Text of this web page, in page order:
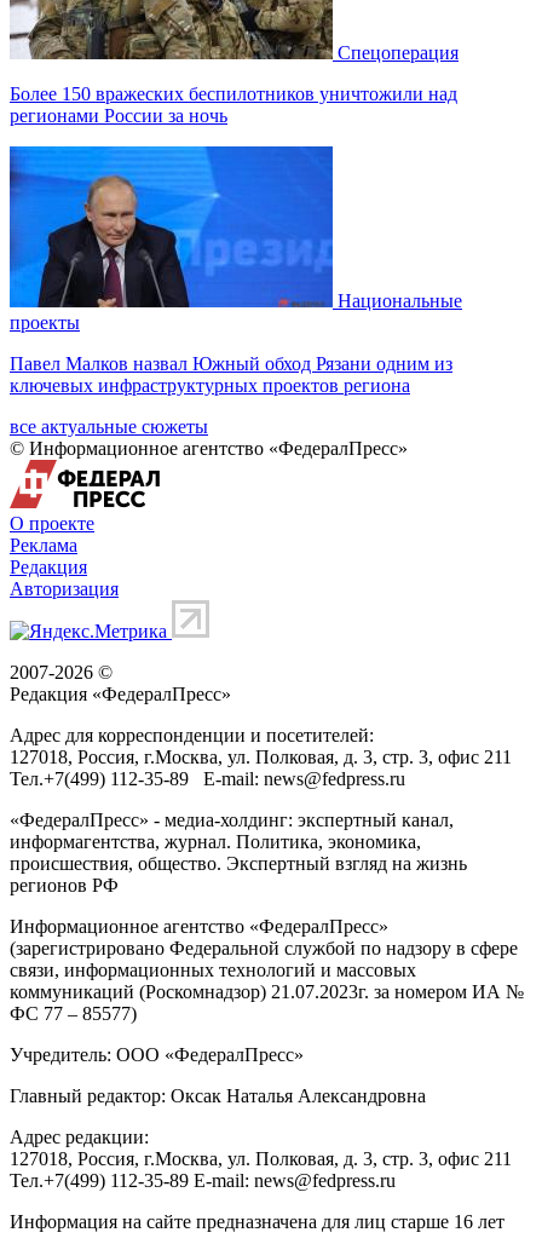
Спецоперация
Более 150 вражеских беспилотников уничтожили над
регионами России за ночь
Национальные
проекты
Павел Малков назвал Южный обход Рязани одним из
ключевых инфраструктурных проектов региона
все актуальные сюжеты
© Информационное агентство «ФедералПресс»
О проекте
Реклама
Редакция
Авторизация
2007-2026 ©
Редакция «ФедералПресс»
Адрес для корреспонденции и посетителей:
127018, Россия, г.Москва, ул. Полковая, д. 3, стр. 3, офис 211
Тел.+7(499) 112-35-89 E-mail: news@fedpress.ru
«ФедералПресс» - медиа-холдинг: экспертный канал,
информагентства, журнал. Политика, экономика,
происшествия, общество. Экспертный взгляд на жизнь
регионов РФ
Информационное агентство «ФедералПресс»
(зарегистрировано Федеральной службой по надзору в сфере
связи, информационных технологий и массовых
коммуникаций (Роскомнадзор) 21.07.2023г. за номером ИА №
ФС 77 – 85577)
Учредитель: ООО «ФедералПресс»
Главный редактор: Оксак Наталья Александровна
Адрес редакции:
127018, Россия, г.Москва, ул. Полковая, д. 3, стр. 3, офис 211
Тел.+7(499) 112-35-89 E-mail: news@fedpress.ru
Информация на сайте предназначена для лиц старше 16 лет